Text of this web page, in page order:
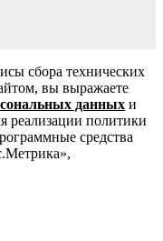
сбора технических
вы выражаете
данных и
реализации политики
средства